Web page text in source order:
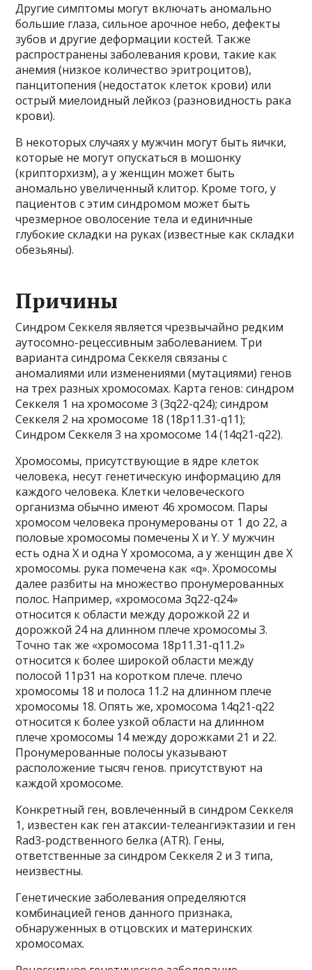
Другие симптомы могут включать аномально
большие глаза, сильное арочное небо, дефекты
зубов и другие деформации костей. Также
распространены заболевания крови, такие как
анемия (низкое количество эритроцитов),
панцитопения (недостаток клеток крови) или
острый миелоидный лейкоз (разновидность рака
крови).
В некоторых случаях у мужчин могут быть яички,
которые не могут опускаться в мошонку
(крипторхизм), а у женщин может быть
аномально увеличенный клитор. Кроме того, у
пациентов с этим синдромом может быть
чрезмерное оволосение тела и единичные
глубокие складки на руках (известные как складки
обезьяны).
Причины
Синдром Секкеля является чрезвычайно редким
аутосомно-рецессивным заболеванием. Три
варианта синдрома Секкеля связаны с
аномалиями или изменениями (мутациями) генов
на трех разных хромосомах. Карта генов: синдром
Секкеля 1 на хромосоме 3 (3q22-q24); синдром
Секкеля 2 на хромосоме 18 (18p11.31-q11);
Синдром Секкеля 3 на хромосоме 14 (14q21-q22).
Хромосомы, присутствующие в ядре клеток
человека, несут генетическую информацию для
каждого человека. Клетки человеческого
организма обычно имеют 46 хромосом. Пары
хромосом человека пронумерованы от 1 до 22, а
половые хромосомы помечены X и Y. У мужчин
есть одна X и одна Y хромосома, а у женщин две X
хромосомы. рука помечена как «q». Хромосомы
далее разбиты на множество пронумерованных
полос. Например, «хромосома 3q22-q24»
относится к области между дорожкой 22 и
дорожкой 24 на длинном плече хромосомы 3.
Точно так же «хромосома 18p11.31-q11.2»
относится к более широкой области между
полосой 11p31 на коротком плече. плечо
хромосомы 18 и полоса 11.2 на длинном плече
хромосомы 18. Опять же, хромосома 14q21-q22
относится к более узкой области на длинном
плече хромосомы 14 между дорожками 21 и 22.
Пронумерованные полосы указывают
расположение тысяч генов. присутствуют на
каждой хромосоме.
Конкретный ген, вовлеченный в синдром Секкеля
1, известен как ген атаксии-телеангиэктазии и ген
Rad3-родственного белка (ATR). Гены,
ответственные за синдром Секкеля 2 и 3 типа,
неизвестны.
Генетические заболевания определяются
комбинацией генов данного признака,
обнаруженных в отцовских и материнских
хромосомах.